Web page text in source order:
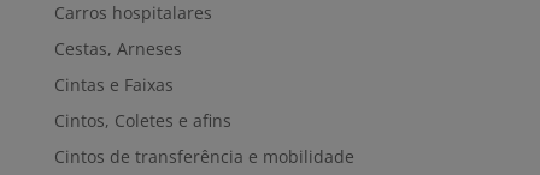
Carros hospitalares
Cestas, Arneses
Cintas e Faixas
Cintos, Coletes e afins
Cintos de transferência e mobilidade